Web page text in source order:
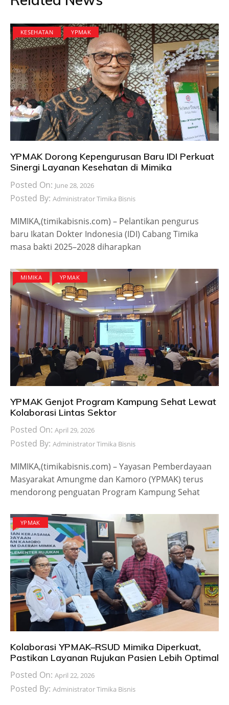
KESEHATAN YPMAK
YPMAK Dorong Kepengurusan Baru IDI Perkuat
Sinergi Layanan Kesehatan di Mimika
Posted On: June 28, 2026
Posted By: Administrator Timika Bisnis
MIMIKA,(timikabisnis.com) – Pelantikan pengurus
baru Ikatan Dokter Indonesia (IDI) Cabang Timika
masa bakti 2025–2028 diharapkan
MIMIKA YPMAK
YPMAK Genjot Program Kampung Sehat Lewat
Kolaborasi Lintas Sektor
Posted On: April 29, 2026
Posted By: Administrator Timika Bisnis
MIMIKA,(timikabisnis.com) – Yayasan Pemberdayaan
Masyarakat Amungme dan Kamoro (YPMAK) terus
mendorong penguatan Program Kampung Sehat
YPMAK
Kolaborasi YPMAK–RSUD Mimika Diperkuat,
Pastikan Layanan Rujukan Pasien Lebih Optimal
Posted On: April 22, 2026
Posted By: Administrator Timika Bisnis